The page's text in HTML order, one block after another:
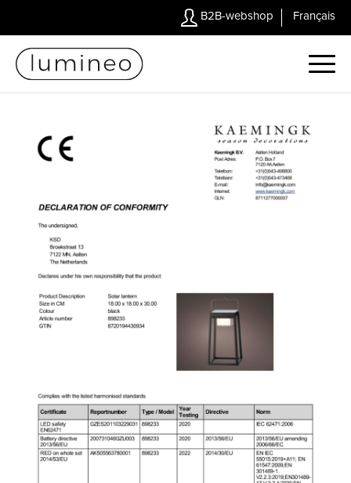
B2B-webshop Français